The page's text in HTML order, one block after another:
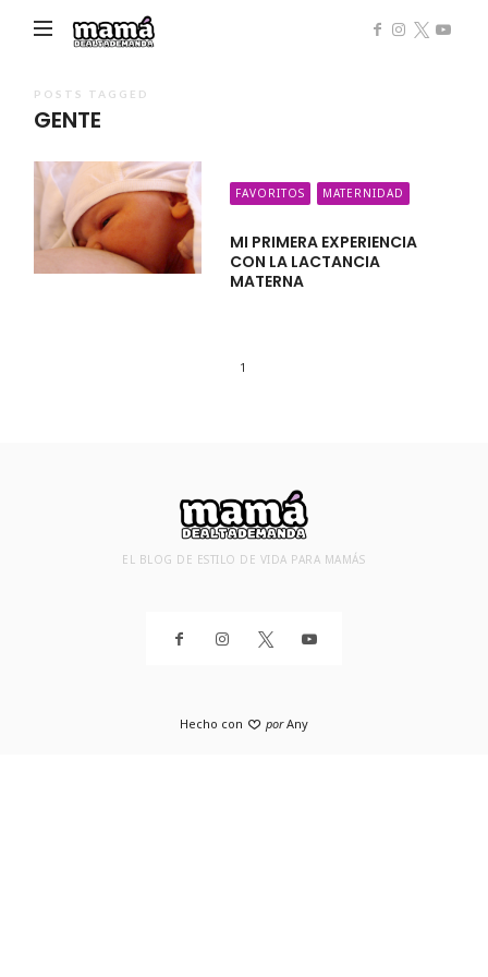
POSTS TAGGED
GENTE
FAVORITOS MATERNIDAD
MI PRIMERA EXPERIENCIA
CON LA LACTANCIA
MATERNA
1
EL BLOG DE ESTILO DE VIDA PARA MAMÁS
Hecho con porAny